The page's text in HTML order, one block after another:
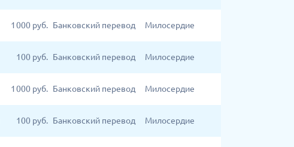
1 000 руб. Банковский перевод Милосердие
100 руб. Банковский перевод Милосердие
1 000 руб. Банковский перевод Милосердие
100 руб. Банковский перевод Милосердие